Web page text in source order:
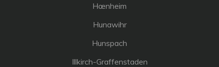
Hœnheim
Hunawihr
Hunspach
Illkirch-Graffenstaden